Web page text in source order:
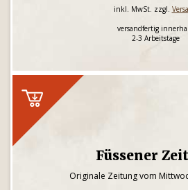
inkl. MwSt. zzgl.
versandfertig
2-3 Arbeitstage
Füssener
Originale Zeitung vom